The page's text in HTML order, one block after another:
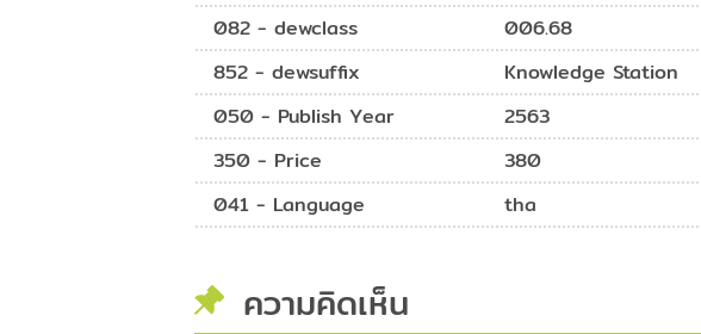
082 - dewclass
006.68
852 - dewsuffix
Knowledge Station
050 - Publish Year
2563
350 - Price
380
041 - Language
tha
ความคิดเห็น